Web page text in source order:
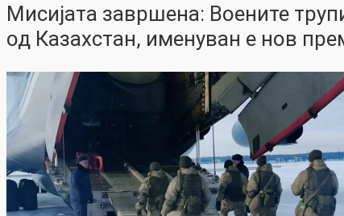
Мисијата завршена: Воените
од Казахстан, именуван е нов